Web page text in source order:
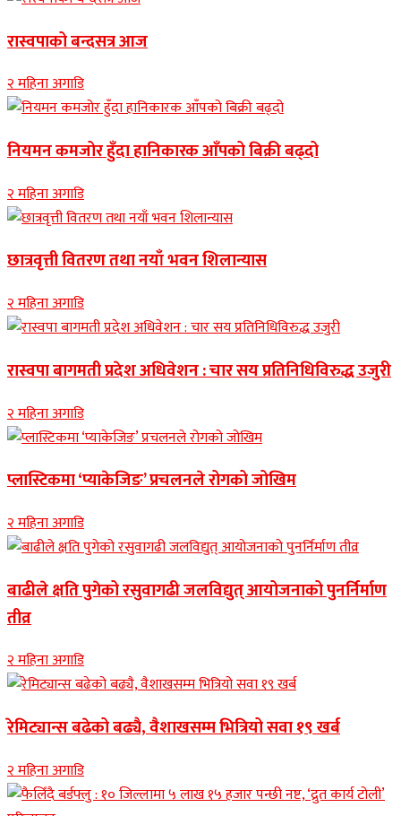
रास्वपाको बन्दसत्र आज
२ महिना अगाडि
नियमन कमजोर हुँदा हानिकारक आँपको बिक्री बढ्दो
२ महिना अगाडि
छात्रवृत्ती वितरण तथा नयाँ भवन शिलान्यास
२ महिना अगाडि
रास्वपा बागमती प्रदेश अधिवेशन : चार सय प्रतिनिधिविरुद्ध उजुरी
२ महिना अगाडि
प्लास्टिकमा ‘प्याकेजिङ’ प्रचलनले रोगको जोखिम
२ महिना अगाडि
बाढीले क्षति पुगेको रसुवागढी जलविद्युत् आयोजनाको पुनर्निर्माण
तीव्र
२ महिना अगाडि
रेमिट्यान्स बढेको बढ्यै, वैशाखसम्म भित्रियो सवा १९ खर्ब
२ महिना अगाडि